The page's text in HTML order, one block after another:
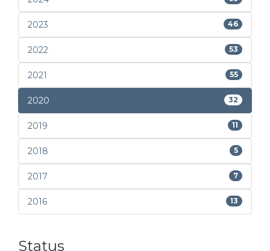
2023 46
2022 53
2021 55
2020 32
2019 11
2018 5
2017 7
2016 13
Status